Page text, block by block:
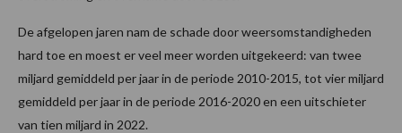
De afgelopen jaren nam de schade door weersomstandigheden
hard toe en moest er veel meer worden uitgekeerd: van twee
miljard gemiddeld per jaar in de periode 2010-2015, tot vier miljard
gemiddeld per jaar in de periode 2016-2020 en een uitschieter
van tien miljard in 2022.